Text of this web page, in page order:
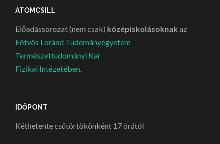
ATOMCSILL
Előadássorozat (nem csak) középiskolásoknak az
Eötvös Loránd Tudományegyetem
Természettudományi Kar
Fizikai Intézetében
IDŐPONT
Kéthetente csütörtökönként 17 órától